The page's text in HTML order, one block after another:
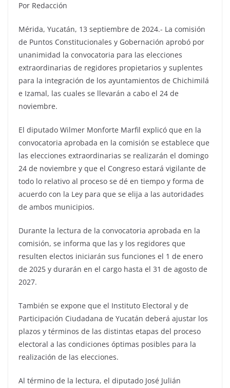
Por Redacción
Mérida, Yucatán, 13 septiembre de 2024.- La comisión
de Puntos Constitucionales y Gobernación aprobó por
unanimidad la convocatoria para las elecciones
extraordinarias de regidores propietarios y suplentes
para la integración de los ayuntamientos de Chichimilá
e Izamal, las cuales se llevarán a cabo el 24 de
noviembre.
El diputado Wilmer Monforte Marfil explicó que en la
convocatoria aprobada en la comisión se establece que
las elecciones extraordinarias se realizarán el domingo
24 de noviembre y que el Congreso estará vigilante de
todo lo relativo al proceso se dé en tiempo y forma de
acuerdo con la Ley para que se elija a las autoridades
de ambos municipios.
Durante la lectura de la convocatoria aprobada en la
comisión, se informa que las y los regidores que
resulten electos iniciarán sus funciones el 1 de enero
de 2025 y durarán en el cargo hasta el 31 de agosto de
2027.
También se expone que el Instituto Electoral y de
Participación Ciudadana de Yucatán deberá ajustar los
plazos y términos de las distintas etapas del proceso
electoral a las condiciones óptimas posibles para la
realización de las elecciones.
Al término de la lectura, el diputado José Julián